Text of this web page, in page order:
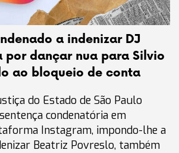
a indenizar DJ
por dançar nua para Silvio
ao bloqueio de conta
do Estado de São Paulo
condenatória em
Instagram, impondo-lhe a
Beatriz Povreslo, também